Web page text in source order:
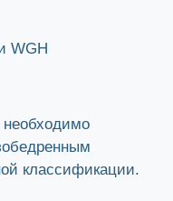
WGH
классификации.